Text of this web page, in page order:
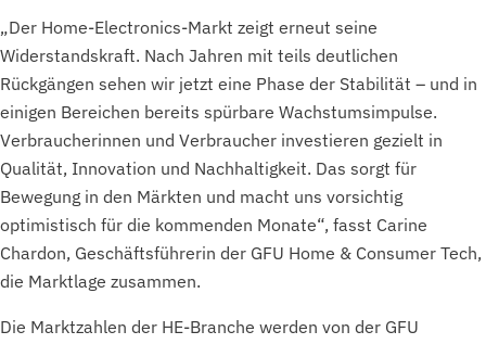
„Der Home-Electronics-Markt zeigt erneut seine
Widerstandskraft. Nach Jahren mit teils deutlichen
Rückgängen sehen wir jetzt eine Phase der Stabilität – und in
einigen Bereichen bereits spürbare Wachstumsimpulse.
Verbraucherinnen und Verbraucher investieren gezielt in
Qualität, Innovation und Nachhaltigkeit. Das sorgt für
Bewegung in den Märkten und macht uns vorsichtig
optimistisch für die kommenden Monate“, fasst Carine
Chardon, Geschäftsführerin der GFU Home & Consumer Tech,
die Marktlage zusammen.
Die Marktzahlen der HE-Branche werden von der GFU